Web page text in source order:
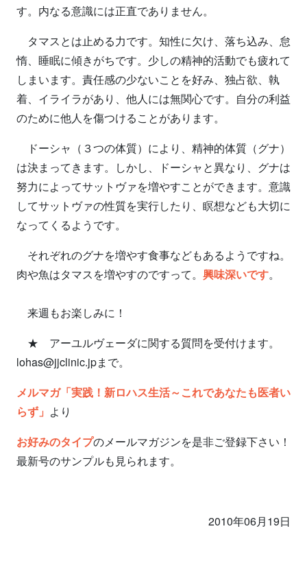
す。内なる意識には正直でありません。
タマスとは止める力です。知性に欠け、落ち込み、怠
惰、睡眠に傾きがちです。少しの精神的活動でも疲れて
しまいます。責任感の少ないことを好み、独占欲、執
着、イライラがあり、他人には無関心です。自分の利益
のために他人を傷つけることがあります。
ドーシャ（３つの体質）により、精神的体質（グナ）
は決まってきます。しかし、ドーシャと異なり、グナは
努力によってサットヴァを増やすことができます。意識
してサットヴァの性質を実行したり、瞑想なども大切に
なってくるようです。
それぞれのグナを増やす食事などもあるようですね。
肉や魚はタマスを増やすのですって。 興味深いです。
来週もお楽しみに！
★ アーユルヴェーダに関する質問を受付けます。
lohas@jjclinic.jpまで。
メルマガ「実践！新ロハス生活～これであなたも医者い
らず」 より
お好みのタイプのメールマガジンを是非ご登録下さい！
最新号のサンプルも見られます。
2010年06月19日